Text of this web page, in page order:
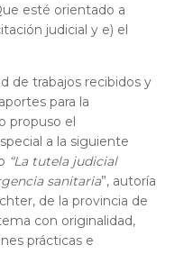
esté orientado a
judicial y e) el
de trabajos recibidos y
para la
propuso el
a la siguiente
“La tutela judicial
sanitaria”, autoría
de la provincia de
con originalidad,
prácticas e